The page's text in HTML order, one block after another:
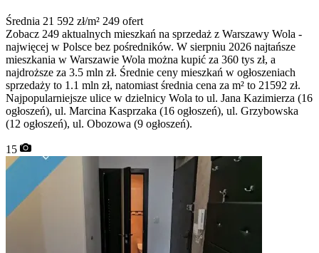
Średnia 21 592 zł/m² 249 ofert
Zobacz 249 aktualnych mieszkań na sprzedaż z Warszawy Wola -
najwięcej w Polsce bez pośredników. W sierpniu 2026 najtańsze
mieszkania w Warszawie Wola można kupić za 360 tys zł, a
najdroższe za 3.5 mln zł. Średnie ceny mieszkań w ogłoszeniach
sprzedaży to 1.1 mln zł, natomiast średnia cena za m² to 21592 zł.
Najpopularniejsze ulice w dzielnicy Wola to ul. Jana Kazimierza (16
ogłoszeń), ul. Marcina Kasprzaka (16 ogłoszeń), ul. Grzybowska
(12 ogłoszeń), ul. Obozowa (9 ogłoszeń).
15